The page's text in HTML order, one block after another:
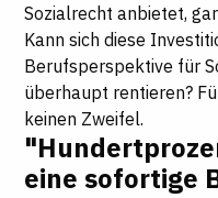
Sozialrecht anbietet,
Kann sich diese
Berufsperspektive für
überhaupt rentieren?
keinen Zweifel.
eine sofortige